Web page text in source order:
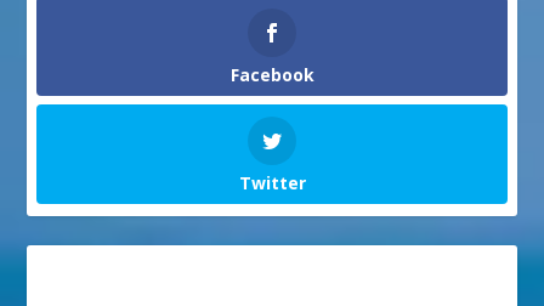
Facebook
Twitter